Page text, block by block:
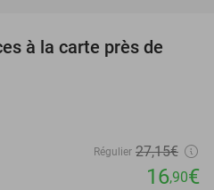
38%
à la carte près de
Régulier 27,15€
16,90€